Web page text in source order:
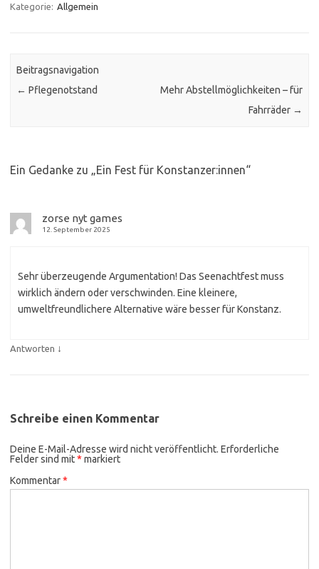
Kategorie: Allgemein
Beitragsnavigation
← Pflegenotstand
Mehr Abstellmöglichkeiten – für
Fahrräder →
Ein Gedanke zu „ Ein Fest für Konstanzer:innen“
zorse nyt games
12. September 2025
Sehr überzeugende Argumentation! Das Seenachtfest muss
wirklich ändern oder verschwinden. Eine kleinere,
umweltfreundlichere Alternative wäre besser für Konstanz.
Antworten ↓
Schreibe einen Kommentar
Deine E-Mail-Adresse wird nicht veröffentlicht. Erforderliche
Felder sind mit* markiert
Kommentar*